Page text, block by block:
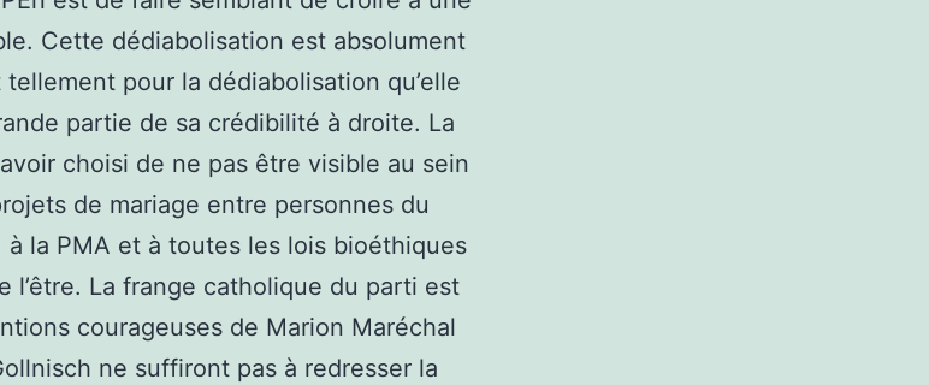
Cette dédiabolisation est absolument
pour la dédiabolisation qu’elle
partie de sa crédibilité à droite. La
choisi de ne pas être visible au sein
de mariage entre personnes du
à la PMA et à toutes les lois bioéthiques
l’être. La frange catholique du parti est
courageuses de Marion Maréchal
ne suffiront pas à redresser la